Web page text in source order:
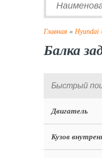
Главная » Hyundai
Балка
Двигатель
Кузов